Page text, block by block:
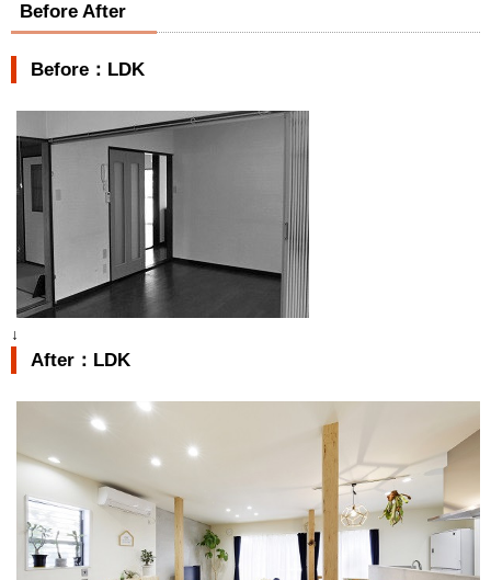
Before After
Before：LDK
↓
After：LDK